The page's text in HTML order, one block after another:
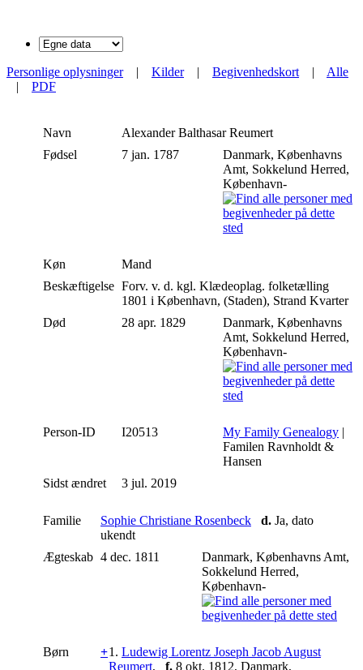
Personlige oplysninger| Kilder| Begivenhedskort | Alle
| PDF
Navn Alexander Balthasar Reumert
Fødsel
7 jan. 1787
Danmark, Københavns
Amt, Sokkelund Herred,
København-
Køn
Mand
Beskæftigelse Forv. v. d. kgl. Klædeoplag. folketælling
1801 i København, (Staden), Strand Kvarter
Død
28 apr. 1829
Danmark, Københavns
Amt, Sokkelund Herred,
København-
Person-ID I20513 My Family Genealogy |
Familen Ravnholdt &
Hansen
Sidst ændret
3 jul. 2019
Familie Sophie Christiane Rosenbeck d. Ja, dato
ukendt
Ægteskab 4 dec. 1811
Danmark, Københavns Amt,
Sokkelund Herred,
København-
Børn +1. Ludewig Lorentz Joseph Jacob August
Reumert, f. 8 okt. 1812, Danmark,